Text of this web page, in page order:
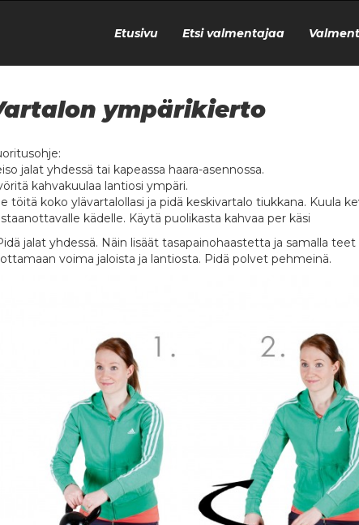
Etusivu Etsi valmentajaa
ympärikierto
jalat yhdessä tai kapeassa haara-asennossa.
kahvakuulaa lantiosi ympäri.
töitä koko ylävartalollasi ja pidä keskivartalo tiukkana. Kuula
kädelle. Käytä puolikasta kahvaa per käsi
jalat yhdessä. Näin lisäät tasapainohaastetta ja samalla
voima jaloista ja lantiosta. Pidä polvet pehmeinä.